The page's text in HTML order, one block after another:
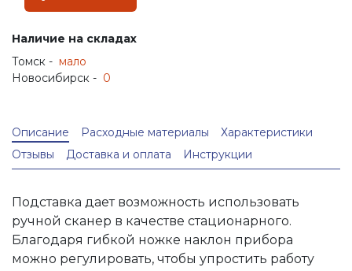
Наличие на складах
Томск - мало
Новосибирск - 0
Описание Расходные материалы
Характеристики
Отзывы
Доставка и оплата Инструкции
Подставка дает возможность использовать
ручной сканер в качестве стационарного.
Благодаря гибкой ножке наклон прибора
можно регулировать, чтобы упростить работу